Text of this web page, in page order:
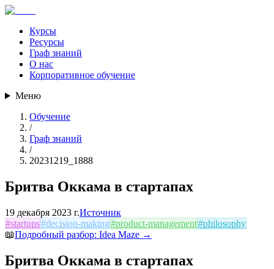
Курсы
Ресурсы
Граф знаний
О нас
Корпоративное обучение
Меню
Обучение
/
Граф знаний
/
20231219_1888
Бритва Оккама в стартапах
19 декабря 2023 г.Источник
#startups#decision-making#product-management#philosophy
📖Подробный разбор: Idea Maze →
Бритва Оккама в стартапах